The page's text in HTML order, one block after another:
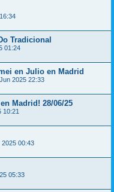
Tradicional
01:24
en Julio en Madrid
2025 22:33
Madrid! 28/06/25
10:21
2025 00:43
05:33